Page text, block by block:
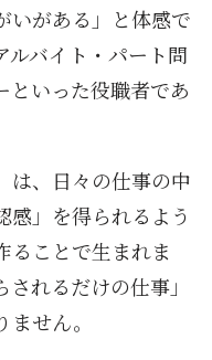
いがある」と体感で
ルバイト・パート問
といった役職者であ
は、日々の仕事の中
感」を得られるよう
ることで生まれま
れるだけの仕事」
せん。